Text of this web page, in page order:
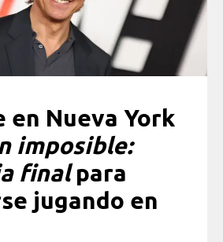
en Nueva York
imposible:
finalpara
jugando en